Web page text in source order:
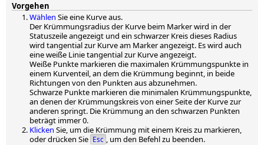
Vorgehen
Wählen Sie eine Kurve aus.
Der Krümmungsradius der Kurve beim Marker wird in der
Statuszeile angezeigt und ein schwarzer Kreis dieses Radius
wird tangential zur Kurve am Marker angezeigt. Es wird auch
eine weiße Linie tangential zur Kurve angezeigt.
Weiße Punkte markieren die maximalen Krümmungspunkte in
einem Kurventeil, an dem die Krümmung beginnt, in beide
Richtungen von den Punkten aus abzunehmen.
Schwarze Punkte markieren die minimalen Krümmungspunkte,
an denen der Krümmungskreis von einer Seite der Kurve zur
anderen springt. Die Krümmung an den schwarzen Punkten
beträgt immer 0.
Klicken Sie, um die Krümmung mit einem Kreis zu markieren,
oder drücken Sie Esc , um den Befehl zu beenden.